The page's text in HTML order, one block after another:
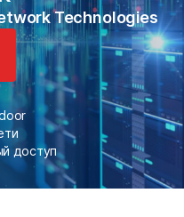
Technologies
доступ